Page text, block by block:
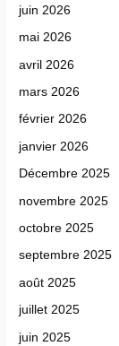
juin 2026
mai 2026
avril 2026
mars 2026
février 2026
janvier 2026
Décembre 2025
novembre 2025
octobre 2025
septembre 2025
août 2025
juillet 2025
juin 2025